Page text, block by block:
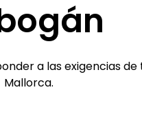
a las exigencias
Mallorca.